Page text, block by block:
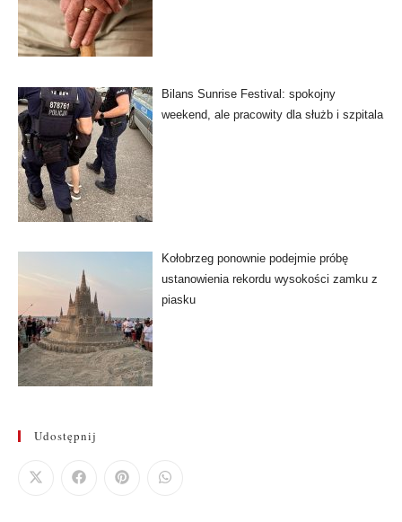
Bilans Sunrise Festival: spokojny
weekend, ale pracowity dla służb i szpitala
Kołobrzeg ponownie podejmie próbę
ustanowienia rekordu wysokości zamku z
piasku
Udostępnij